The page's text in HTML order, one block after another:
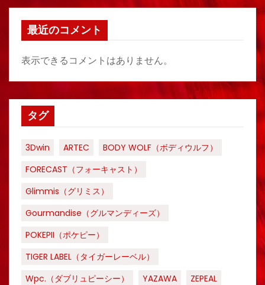
最近のコメント
表示できるコメントはありません。
タグ
3Dwin ARTEC
BODY WOLF（ボディウルフ）
FORECAST（フォーキャスト）
Glimmis（グリミス）
Gourmandise（グルマンディーズ）
POKEPII（ポケピー）
TIGER LABEL（タイガーレーベル）
Wpc.（ダブリュピーシー）
YAZAWA
ZEPEAL